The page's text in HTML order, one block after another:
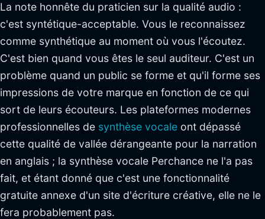
La note honnête du praticien sur la qualité audio :
c'est syntétique-acceptable. Vous le reconnaissez
comme synthétique au moment où vous l'écoutez.
C'est bien quand vous êtes le seul auditeur. C'est un
problème quand un public se forme et qu'il forme ses
impressions de votre marque en fonction de ce qui
sort de leurs écouteurs. Les plateformes modernes
professionnelles de synthèse vocale ont dépassé
cette qualité de vallée dérangeante pour la narration
en anglais ; la synthèse vocale Perchance ne l'a pas
fait, et étant donné que c'est une fonctionnalité
gratuite annexe d'un site d'écriture créative, elle ne le
fera probablement pas.